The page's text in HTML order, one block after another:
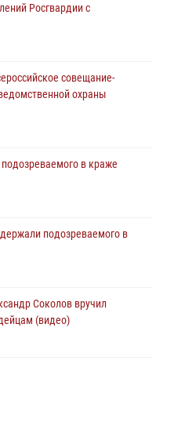
Росгвардии с
совещание-
охраны
в краже
подозреваемого в
Соколов вручил
(видео)